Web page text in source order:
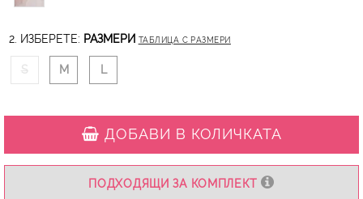
2. ИЗБЕРЕТЕ: РАЗМЕРИ ТАБЛИЦА С РАЗМЕРИ
S M L
ДОБАВИ В КОЛИЧКАТА
ПОДХОДЯЩИ ЗА КОМПЛЕКТ